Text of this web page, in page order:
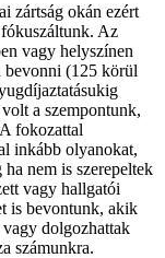
zártság okán ezért
fókuszáltunk. Az
vagy helyszínen
bevonni (125 körül
a szempontunk,
fokozattal
inkább olyanokat,
nem is szerepeltek
vagy hallgatói
is bevontunk, akik
dolgozhattak
számunkra.